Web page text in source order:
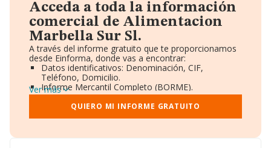
Acceda a toda la información
comercial de Alimentacion
Marbella Sur Sl.
A través del informe gratuito que te proporcionamos
desde Einforma, donde vas a encontrar:
Datos identificativos: Denominación, CIF,
Teléfono, Domicilio.
Informe Mercantil Completo (BORME).
Gráficos de Evolución Ventas y Empleados.
Consejo de Administración y Administradores.
Directivos y Ejecutivos.
Ver más
QUIERO MI INFORME GRATUITO